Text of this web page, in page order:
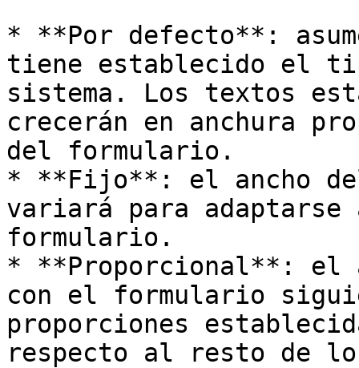
* **Por defecto**:
tiene establecido el
sistema. Los textos
crecerán en anchura
del formulario.
* **Fijo**: el ancho
variará para
formulario.
* **Proporcional**: el
con el formulario
proporciones
respecto al resto de